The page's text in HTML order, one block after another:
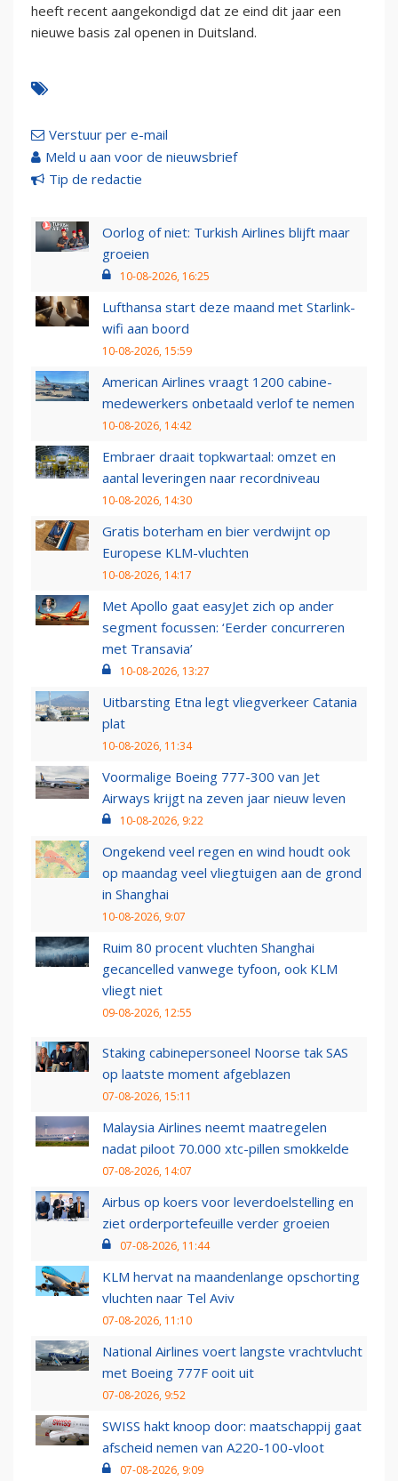
heeft recent aangekondigd dat ze eind dit jaar een
nieuwe basis zal openen in Duitsland.
Verstuur per e-mail
Meld u aan voor de nieuwsbrief
Tip de redactie
Oorlog of niet: Turkish Airlines blijft maar
groeien
10-08-2026, 16:25
Lufthansa start deze maand met Starlink-
wifi aan boord
10-08-2026, 15:59
American Airlines vraagt 1200 cabine-
medewerkers onbetaald verlof te nemen
10-08-2026, 14:42
Embraer draait topkwartaal: omzet en
aantal leveringen naar recordniveau
10-08-2026, 14:30
Gratis boterham en bier verdwijnt op
Europese KLM-vluchten
10-08-2026, 14:17
Met Apollo gaat easyJet zich op ander
segment focussen: ‘Eerder concurreren
met Transavia’
10-08-2026, 13:27
Uitbarsting Etna legt vliegverkeer Catania
plat
10-08-2026, 11:34
Voormalige Boeing 777-300 van Jet
Airways krijgt na zeven jaar nieuw leven
10-08-2026, 9:22
Ongekend veel regen en wind houdt ook
op maandag veel vliegtuigen aan de grond
in Shanghai
10-08-2026, 9:07
Ruim 80 procent vluchten Shanghai
gecancelled vanwege tyfoon, ook KLM
vliegt niet
09-08-2026, 12:55
Staking cabinepersoneel Noorse tak SAS
op laatste moment afgeblazen
07-08-2026, 15:11
Malaysia Airlines neemt maatregelen
nadat piloot 70.000 xtc-pillen smokkelde
07-08-2026, 14:07
Airbus op koers voor leverdoelstelling en
ziet orderportefeuille verder groeien
07-08-2026, 11:44
KLM hervat na maandenlange opschorting
vluchten naar Tel Aviv
07-08-2026, 11:10
National Airlines voert langste vrachtvlucht
met Boeing 777F ooit uit
07-08-2026, 9:52
SWISS hakt knoop door: maatschappij gaat
afscheid nemen van A220-100-vloot
07-08-2026, 9:09